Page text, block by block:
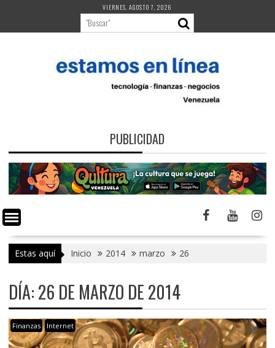
contenido
VIERNES, AGOSTO 7, 2026
PUBLICIDAD
Estas aquí Inicio 2014 marzo 26
DÍA:26 DE MARZO DE 2014
Finanzas Internet